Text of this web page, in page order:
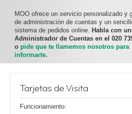
MOO ofrece un servicio personalizado y
de administración de cuentas y un
sistema de pedidos online. Habla con un
Administrador de Cuentas en el 020
o pide que te llamemos nosotros para
informarte.
Tarjetas de Visita
Funcionamiento: